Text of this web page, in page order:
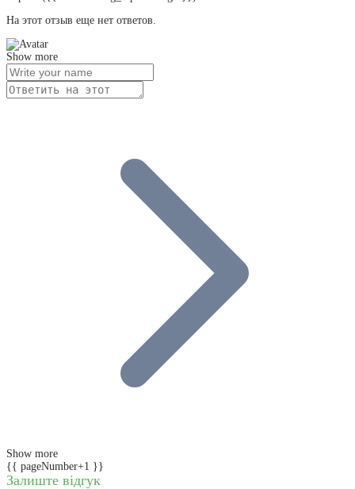
На этот отзыв еще нет ответов.
Show more
Show more
{{ pageNumber+1 }}
Залиште відгук